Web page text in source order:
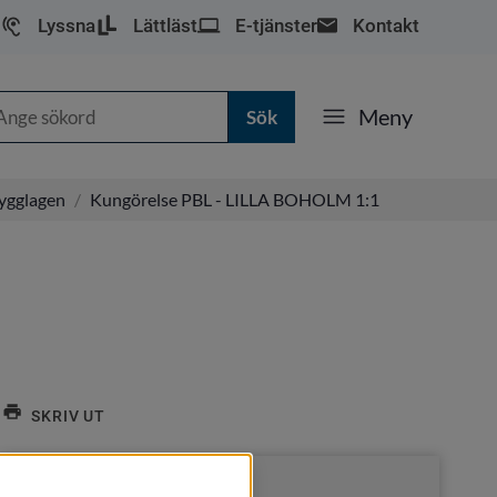
Lyssna Lättläst E-tjänster Kontakt
Meny
/ Kungörelse PBL - LILLA BOHOLM 1:1
SKRIV UT